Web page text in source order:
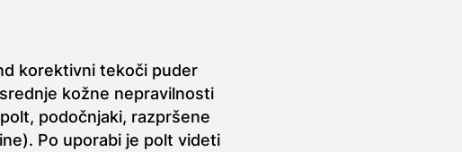
korektivni tekoči puder
kožne nepravilnosti
podočnjaki, razpršene
Po uporabi je polt videti